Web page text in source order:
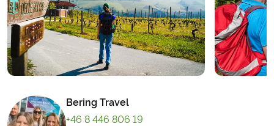
Bering Travel
+46 8 446 806 19